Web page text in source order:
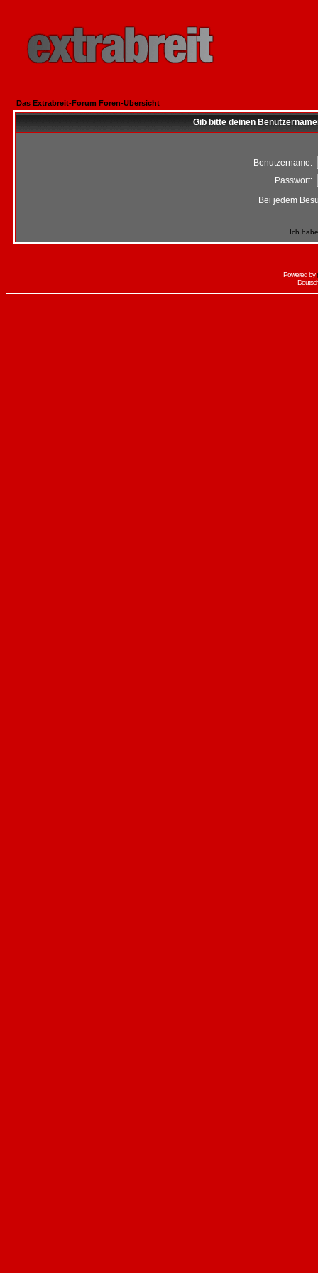
Das Extrabreit-Forum Foren-Übersicht
Gib bitte deinen
Benutzername:
Passwort:
Bei jedem
Ich
Powered by